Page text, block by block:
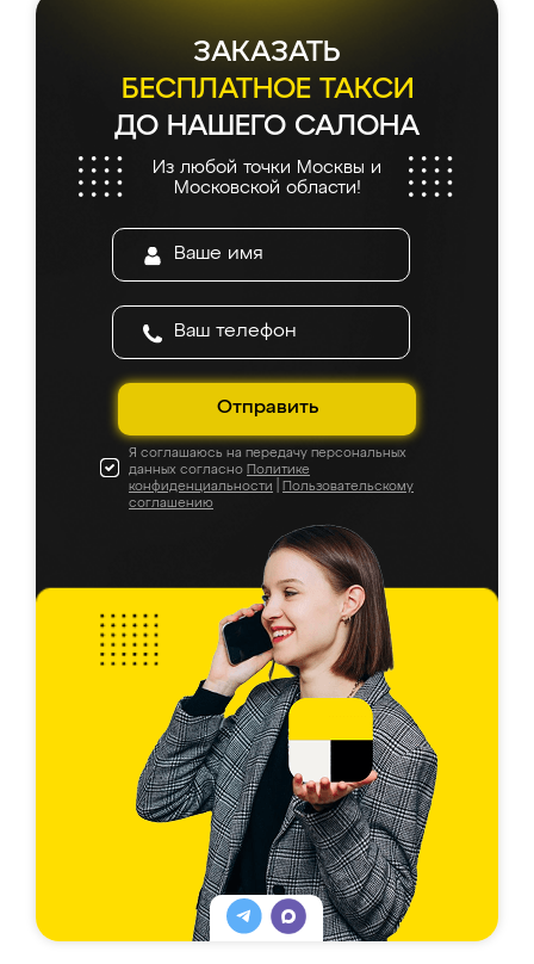
ЗАКАЗАТЬ
БЕСПЛАТНОЕ ТАКСИ
ДО НАШЕГО САЛОНА
Из любой точки Москвы и
Московской области!
Отправить
Я соглашаюсь на передачу персональных
данных согласно Политике
конфиденциальности
Пользовательскому
соглашению